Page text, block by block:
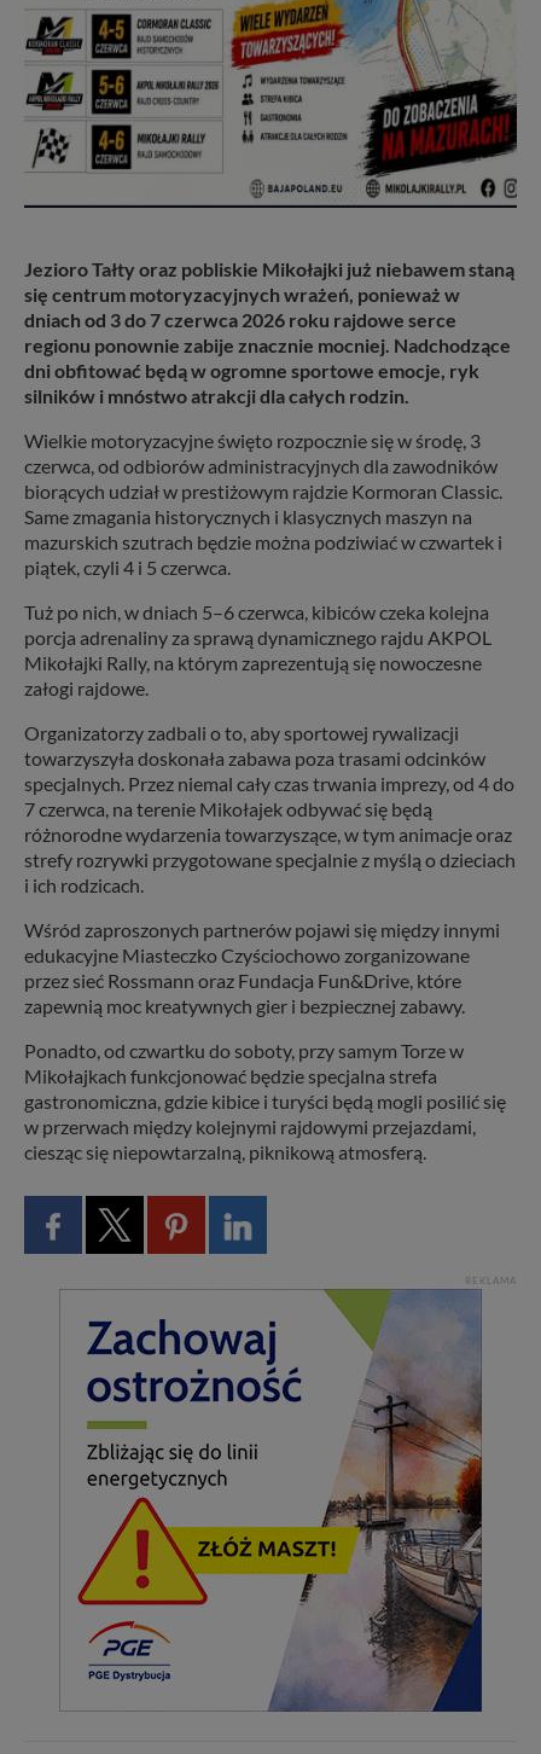
Jezioro Tałty oraz pobliskie Mikołajki już niebawem staną
się centrum motoryzacyjnych wrażeń, ponieważ w
dniach od 3 do 7 czerwca 2026 roku rajdowe serce
regionu ponownie zabije znacznie mocniej. Nadchodzące
dni obfitować będą w ogromne sportowe emocje, ryk
silników i mnóstwo atrakcji dla całych rodzin.
Wielkie motoryzacyjne święto rozpocznie się w środę, 3
czerwca, od odbiorów administracyjnych dla zawodników
biorących udział w prestiżowym rajdzie Kormoran Classic.
Same zmagania historycznych i klasycznych maszyn na
mazurskich szutrach będzie można podziwiać w czwartek i
piątek, czyli 4 i 5 czerwca.
Tuż po nich, w dniach 5–6 czerwca, kibiców czeka kolejna
porcja adrenaliny za sprawą dynamicznego rajdu AKPOL
Mikołajki Rally, na którym zaprezentują się nowoczesne
załogi rajdowe.
Organizatorzy zadbali o to, aby sportowej rywalizacji
towarzyszyła doskonała zabawa poza trasami odcinków
specjalnych. Przez niemal cały czas trwania imprezy, od 4 do
7 czerwca, na terenie Mikołajek odbywać się będą
różnorodne wydarzenia towarzyszące, w tym animacje oraz
strefy rozrywki przygotowane specjalnie z myślą o dzieciach
i ich rodzicach.
Wśród zaproszonych partnerów pojawi się między innymi
edukacyjne Miasteczko Czyściochowo zorganizowane
przez sieć Rossmann oraz Fundacja Fun&Drive, które
zapewnią moc kreatywnych gier i bezpiecznej zabawy.
Ponadto, od czwartku do soboty, przy samym Torze w
Mikołajkach funkcjonować będzie specjalna strefa
gastronomiczna, gdzie kibice i turyści będą mogli posilić się
w przerwach między kolejnymi rajdowymi przejazdami,
ciesząc się niepowtarzalną, piknikową atmosferą.
REKLAMA